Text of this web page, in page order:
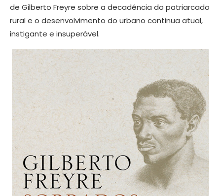
de Gilberto Freyre sobre a decadência do patriarcado
rural e o desenvolvimento do urbano continua atual,
instigante e insuperável.